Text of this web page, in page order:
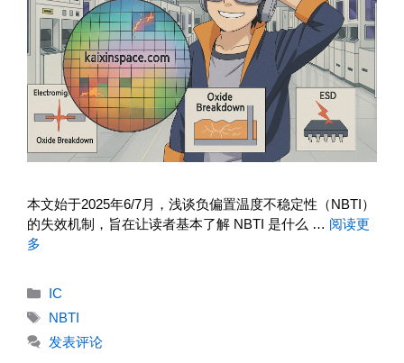
本文始于2025年6/7月，浅谈负偏置温度不稳定性（NBTI）
的失效机制，旨在让读者基本了解 NBTI 是什么 … 阅读更
多
分
类
IC
标
签
NBTI
发表评论